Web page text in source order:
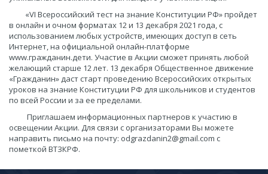
«VI Всероссийский тест на знание Конституции РФ» пройдет
в онлайн и очном форматах 12 и 13 декабря 2021 года, с
использованием любых устройств, имеющих доступ в сеть
Интернет, на официальной онлайн-платформе
www.гражданин.дети. Участие в Акции сможет принять любой
желающий старше 12 лет. 13 декабря Общественное движение
«Гражданин» даст старт проведению Всероссийских открытых
уроков на знание Конституции РФ для школьников и студентов
по всей России и за ее пределами.
Приглашаем информационных партнеров к участию в
освещении Акции. Для связи с организаторами Вы можете
направить письмо на почту: odgrazdanin2@gmail.com c
пометкой ВТЗКРФ.